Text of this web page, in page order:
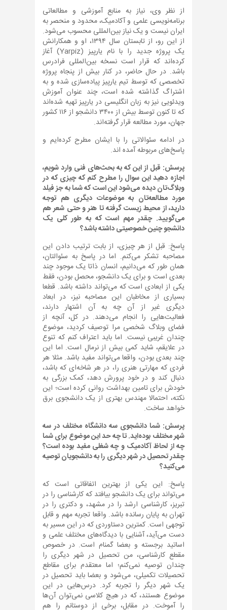
از نظر وی، نیاز به منابع آموزشی و مطالعاتی
برنامه‌نویسی علمی و آکادمیک، محدود و منحصر به
ایران نیست و یک نیاز بین‌المللی محسوب می‌شود.
از این رو، از تابستان سال ۱۳۹۴، او و همکارانش
یک پروژه جدید را با نام یارپیز (Yarpiz) آغاز
کرده‌اند که قرار است نسخه بین‌المللی فرادرس
باشد. در حال حاضر، در کنار بیش از پنجاه پروژه
تخصصی که توسط تیم یارپیز پیاده‌سازی شده و به
اشتراگ گذاشته شده است، چند عنوان آموزش
ویدئویی نیز به زبان انگلیسی در یارپیز تهیه شده‌اند
که تا کنون توسط بیش از ۳۴۰۰ دانشجو از ۱۱۶ کشور
جهان، مورد مطالعه قرار گرفته‌اند.
در ادامه سئوالاتی را با ایشان مطرح کرده‌ایم و
پاسخ‌های مربوطه آمده اند.
پرسش: قبل از این که به بحث‌های فنی وارد شویم،
اجازه دهید این سوال را مطرح کنم که چیزی که در
وبلاگ‌تان دیده می‌شود این است که شما به جز فیلد
مورد مطالعه‌تان به موضوعات دیگری هم توجه
دارید، از محیط زیست گرفته تا هنر و حتی شعر هم
می‌گویید. چقدر مهم است که به طور کلی یک
دانشجو چنین خصوصیتی داشته باشد؟
پاسخ: قبل از هر چیزی، از بابت ترتیب دادن این
مصاحبه تشکر می‌کنم. اما در پاسخ به سئوالتان،
همان طور که می‌دانیم، انسان ذاتا یک موجود چند
بعدی است و برای یک دانشجو، محصل بودن، فقط
یکی از ابعادی است که می‌تواند داشته باشد. قطعا
بسیاری از مخاطبان این مصاحبه نیز، در ابعاد
دیگری غیر از آن چه به آن اشتهار دارند،
فعالیت‌هایی را انجام می‌دهند. در کل، آنچه از
فضای وبلاگ شخصی مرا توصیف کردید، موضوع
چندان غریبی نیست. اما باید اعتراف کنم که تنوع
در علایقم، شاید کمی بیش از نرمال است. اما این
چند بعدی بودن، واقعا می‌تواند مفید باشد. مثلا هر
فردی که مهارتی هنری را، در هر شاخه‌ای که باشد،
دنبال کند و در خود پرورش دهد، کمک بزرگی به
خودش برای تامین بهداشت روانی کرده است؛ این
نکته، احتمالا مهندس بهتری از یک دانشجوی برق
خواهد ساخت.
پرسش: شما دانشجوی سه دانشگاه مختلف در سه
شهر مختلف بوده‌اید. تا چه حد این موضوع برای شما
چه از لحاظ آکادمیک و چه شغلی مفید بوده است؟
چقدر تحصیل در شهر دیگری را به دانشجویان توصیه
می‌کنید؟
پاسخ: این یکی از بهترین اتفاقاتی است که
می‌تواند برای یک دانشجو بیافتد که کارشناسی را در
تبریز، کارشناسی ارشد را در مشهد، و دکتری را در
تهران به پایان رسانده باشد. واقعا تجربه مهم و قابل
توجهی است. کمترین دستاوردی که در این مسیر به
دست می‌آید، آشنایی با دیدگاه‌های مختلف علمی و
اساتید برجسته و بعضا گمنام است. در خصوص
مقطع کارشناسی، من تحصیل در شهر دیگری را
چندان توصیه نمی‌کنم؛ اما معتقدم برای مقاطع
تحصیلات تکمیلی، می‌شود و بعضا باید تحصیل در
یک شهر دیگر را تجربه کرد. درس‌هایی در این
موضوع هستند، که در هیچ کلاسی نمی‌توان آن‌ها
را آموخت. در مقابل، برخی از دوستانم را هم